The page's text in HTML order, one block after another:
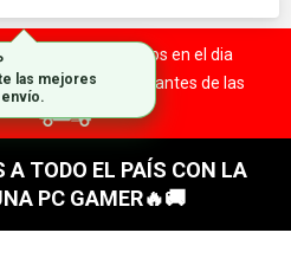
todo el pais. ¡ Envios en el dia
tu compra antes de las
TODO EL PAÍS CON LA
PC GAMER🔥🚚
las mejores